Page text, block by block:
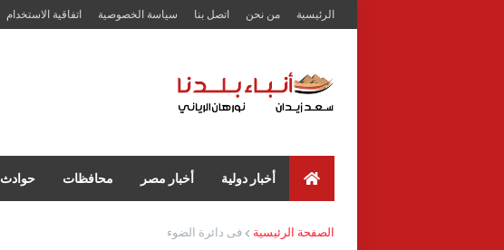
الرئيسية من نحن اتصل بنا سياسة الخصوصية اتفاقية الاستخدام
أخبار دولية أخبار مصر محافظات حوادث
الصفحة الرئيسية فى دائرة الضوء